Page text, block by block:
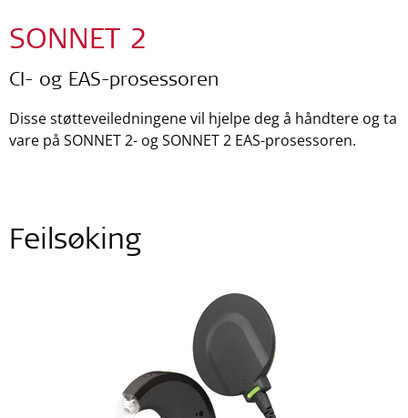
SONNET 2
CI- og EAS-prosessoren
Disse støtteveiledningene vil hjelpe deg å håndtere og ta
vare på SONNET 2- og SONNET 2 EAS-prosessoren.
Feilsøking